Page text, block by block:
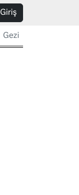
Giriş
Gezi